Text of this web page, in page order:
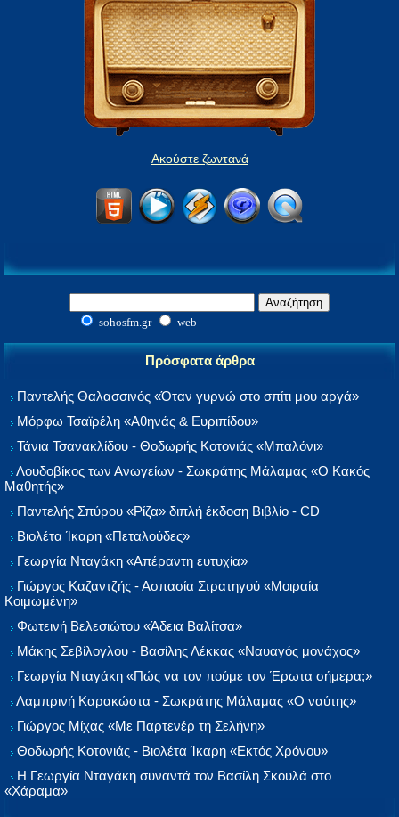
Ακούστε ζωντανά
sohosfm.gr web
Πρόσφατα άρθρα
Παντελής Θαλασσινός «Όταν γυρνώ στο σπίτι μου αργά»
Μόρφω Τσαϊρέλη «Αθηνάς & Ευριπίδου»
Τάνια Τσανακλίδου - Θοδωρής Κοτονιάς «Μπαλόνι»
Λουδοβίκος των Ανωγείων - Σωκράτης Μάλαμας «Ο Κακός
Μαθητής»
Παντελής Σπύρου «Ρίζα» διπλή έκδοση Βιβλίο - CD
Βιολέτα Ίκαρη «Πεταλούδες»
Γεωργία Νταγάκη «Aπέραντη ευτυχία»
Γιώργος Καζαντζής - Ασπασία Στρατηγού «Μοιραία
Κοιμωμένη»
Φωτεινή Βελεσιώτου «Άδεια Βαλίτσα»
Μάκης Σεβίλογλου - Βασίλης Λέκκας «Ναυαγός μονάχος»
Γεωργία Νταγάκη «Πώς να τον πούμε τον Έρωτα σήμερα;»
Λαμπρινή Καρακώστα - Σωκράτης Μάλαμας «Ο ναύτης»
Γιώργος Μίχας «Με Παρτενέρ τη Σελήνη»
Θοδωρής Κοτονιάς - Βιολέτα Ίκαρη «Εκτός Χρόνου»
Η Γεωργία Νταγάκη συναντά τον Βασίλη Σκουλά στο
«Χάραμα»